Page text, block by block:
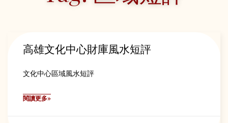
高雄文化中心財庫風水短評
文化中心區域風水短評
閱讀更多»